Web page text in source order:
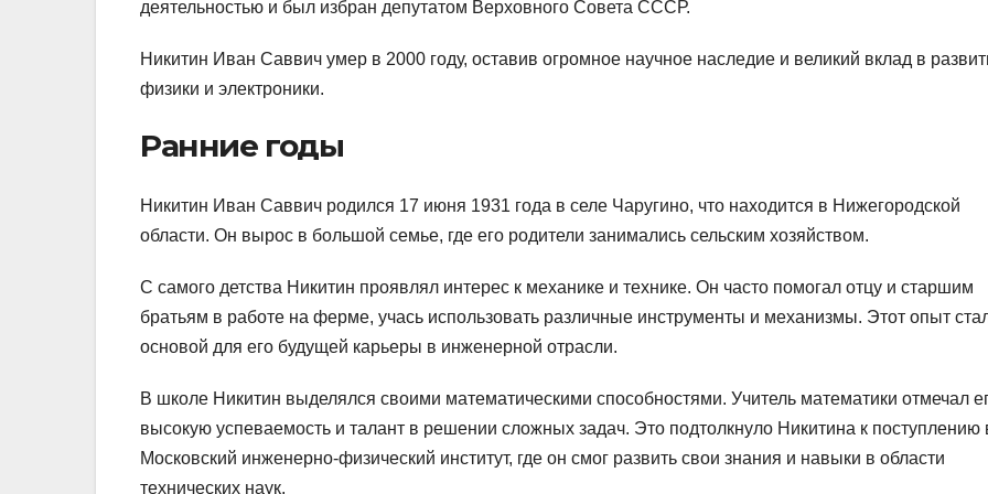
деятельностью и был избран депутатом Верховного Совета СССР.
Никитин Иван Саввич умер в 2000 году, оставив огромное научное наследие и великий вклад в
физики и электроники.
Ранние годы
Никитин Иван Саввич родился 17 июня 1931 года в селе Чаругино, что находится в Нижегородской
области. Он вырос в большой семье, где его родители занимались сельским хозяйством.
С самого детства Никитин проявлял интерес к механике и технике. Он часто помогал отцу и старшим
братьям в работе на ферме, учась использовать различные инструменты и механизмы. Этот опыт
основой для его будущей карьеры в инженерной отрасли.
В школе Никитин выделялся своими математическими способностями. Учитель математики отмечал
высокую успеваемость и талант в решении сложных задач. Это подтолкнуло Никитина к поступлению
Московский инженерно-физический институт, где он смог развить свои знания и навыки в области
технических наук.